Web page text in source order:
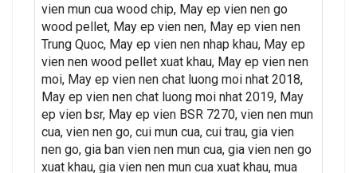
vien mun cua wood chip, May ep vien nen go
wood pellet, May ep vien nen, May ep vien nen
Trung Quoc, May ep vien nen nhap khau, May ep
vien nen wood pellet xuat khau, May ep vien nen
moi, May ep vien nen chat luong moi nhat 2018,
May ep vien nen chat luong moi nhat 2019, May
ep vien bsr, May ep vien BSR 7270, vien nen mun
cua, vien nen go, cui mun cua, cui trau, gia vien
nen go, gia ban vien nen mun cua, gia vien nen go
xuat khau, gia vien nen mun cua xuat khau, mua